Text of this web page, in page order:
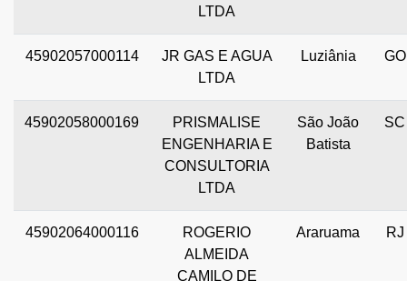
LTDA
45902057000114
JR GAS E AGUA
LTDA
Luziânia GO
45902058000169
PRISMALISE
ENGENHARIA E
CONSULTORIA
LTDA
São João
Batista
SC
45902064000116
ROGERIO
ALMEIDA
CAMILO DE
Araruama RJ